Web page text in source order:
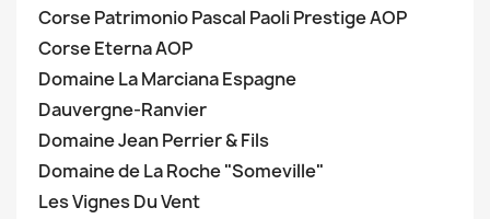
Corse Patrimonio Pascal Paoli Prestige AOP
Corse Eterna AOP
Domaine La Marciana Espagne
Dauvergne-Ranvier
Domaine Jean Perrier & Fils
Domaine de La Roche "Someville"
Les Vignes Du Vent